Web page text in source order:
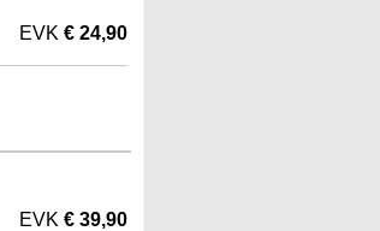
EVK € 24,90
EVK € 39,90